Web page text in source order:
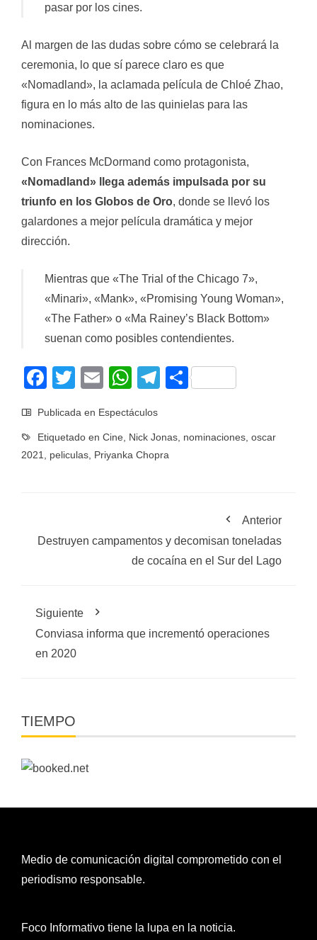
pasar por los cines.
Al margen de las dudas sobre cómo se celebrará la
ceremonia, lo que sí parece claro es que
«Nomadland», la aclamada película de Chloé Zhao,
figura en lo más alto de las quinielas para las
nominaciones.
Con Frances McDormand como protagonista,
«Nomadland» llega además impulsada por su
triunfo en los Globos de Oro, donde se llevó los
galardones a mejor película dramática y mejor
dirección.
Mientras que «The Trial of the Chicago 7»,
«Minari», «Mank», «Promising Young Woman»,
«The Father» o «Ma Rainey’s Black Bottom»
suenan como posibles contendientes.
Facebook
Twitter
EmailWhatsApp
Telegram
Compartir
Publicada en Espectáculos
Etiquetado en Cine Nick Jonas nominaciones oscar
2021
peliculas Priyanka Chopra
Anterior
Destruyen campamentos y decomisan toneladas
de cocaína en el Sur del Lago
Siguiente
Conviasa informa que incrementó operaciones
en 2020
TIEMPO
Medio de comunicación digital comprometido con el
periodismo responsable.
Foco Informativo tiene la lupa en la noticia.